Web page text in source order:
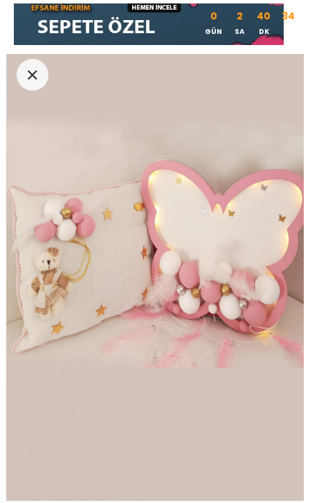
0
GÜN
2
SA
40
DK
33